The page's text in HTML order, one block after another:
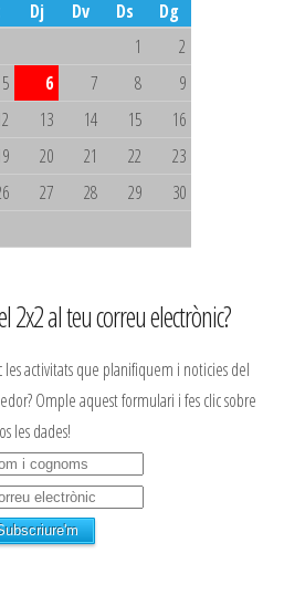
Dj Dv Ds
Dg
1
2
5 6 7 8
9
13 14 15
16
20 21 22
23
27 28 29
30
2x2 al teu correu electrònic?
activitats que planifiquem i noticies del
Omple aquest formulari i fes clic sobre
les dades!